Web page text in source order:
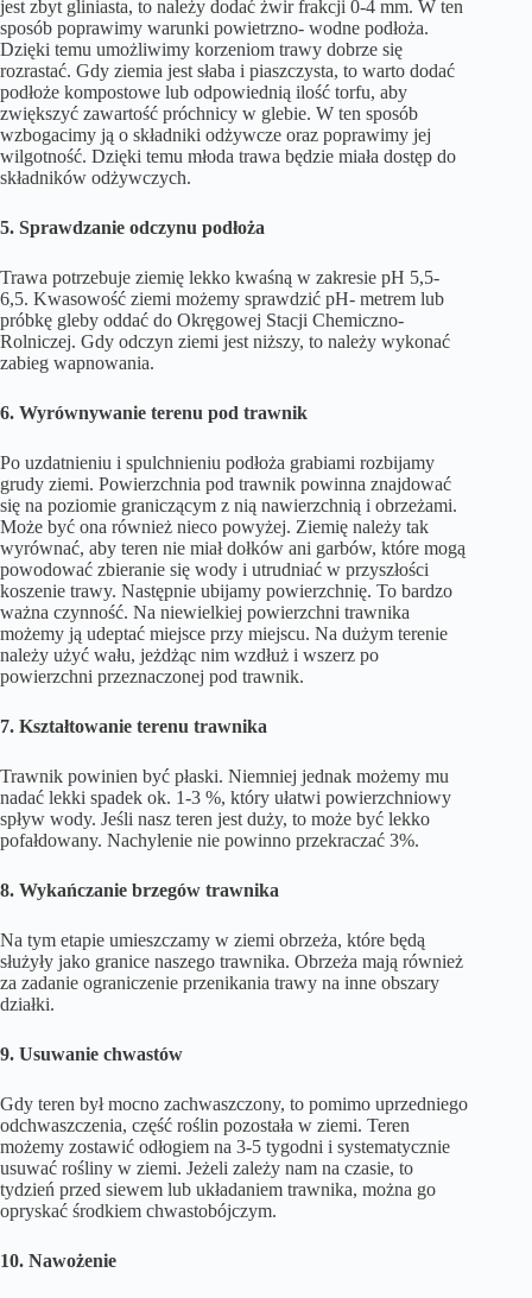
jest zbyt gliniasta, to należy dodać żwir frakcji 0-4 mm. W ten
sposób poprawimy warunki powietrzno- wodne podłoża.
Dzięki temu umożliwimy korzeniom trawy dobrze się
rozrastać. Gdy ziemia jest słaba i piaszczysta, to warto dodać
podłoże kompostowe lub odpowiednią ilość torfu, aby
zwiększyć zawartość próchnicy w glebie. W ten sposób
wzbogacimy ją o składniki odżywcze oraz poprawimy jej
wilgotność. Dzięki temu młoda trawa będzie miała dostęp do
składników odżywczych.
5. Sprawdzanie odczynu podłoża
Trawa potrzebuje ziemię lekko kwaśną w zakresie pH 5,5-
6,5. Kwasowość ziemi możemy sprawdzić pH- metrem lub
próbkę gleby oddać do Okręgowej Stacji Chemiczno-
Rolniczej. Gdy odczyn ziemi jest niższy, to należy wykonać
zabieg wapnowania.
6. Wyrównywanie terenu pod trawnik
Po uzdatnieniu i spulchnieniu podłoża grabiami rozbijamy
grudy ziemi. Powierzchnia pod trawnik powinna znajdować
się na poziomie graniczącym z nią nawierzchnią i obrzeżami.
Może być ona również nieco powyżej. Ziemię należy tak
wyrównać, aby teren nie miał dołków ani garbów, które mogą
powodować zbieranie się wody i utrudniać w przyszłości
koszenie trawy. Następnie ubijamy powierzchnię. To bardzo
ważna czynność. Na niewielkiej powierzchni trawnika
możemy ją udeptać miejsce przy miejscu. Na dużym terenie
należy użyć wału, jeżdżąc nim wzdłuż i wszerz po
powierzchni przeznaczonej pod trawnik.
7. Kształtowanie terenu trawnika
Trawnik powinien być płaski. Niemniej jednak możemy mu
nadać lekki spadek ok. 1-3 %, który ułatwi powierzchniowy
spływ wody. Jeśli nasz teren jest duży, to może być lekko
pofałdowany. Nachylenie nie powinno przekraczać 3%.
8. Wykańczanie brzegów trawnika
Na tym etapie umieszczamy w ziemi obrzeża, które będą
służyły jako granice naszego trawnika. Obrzeża mają również
za zadanie ograniczenie przenikania trawy na inne obszary
działki.
9. Usuwanie chwastów
Gdy teren był mocno zachwaszczony, to pomimo uprzedniego
odchwaszczenia, część roślin pozostała w ziemi. Teren
możemy zostawić odłogiem na 3-5 tygodni i systematycznie
usuwać rośliny w ziemi. Jeżeli zależy nam na czasie, to
tydzień przed siewem lub układaniem trawnika, można go
opryskać środkiem chwastobójczym.
10. Nawożenie